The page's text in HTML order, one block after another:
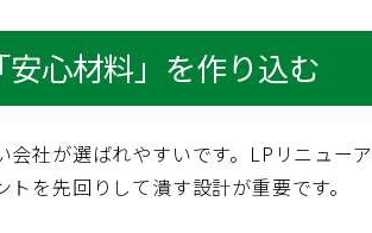
心材料」を作り込む
社が選ばれやすいです。LPリニューア
を先回りして潰す設計が重要です。